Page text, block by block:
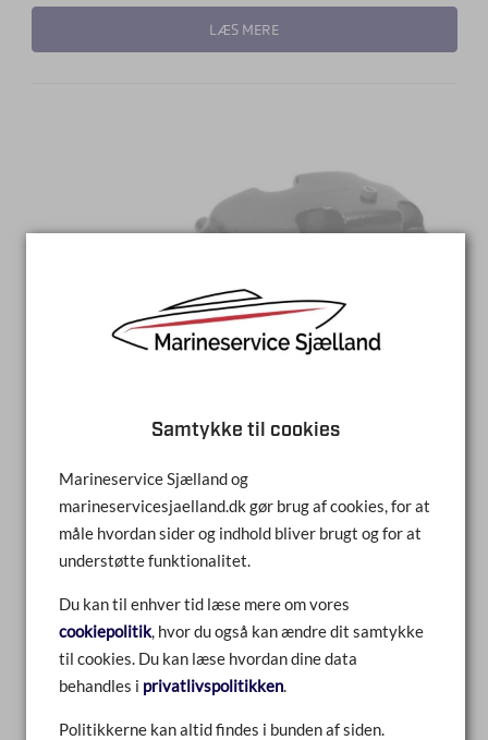
LÆS MERE
UDSTØDNINGSKNÆ/RISER V6 & V8
SAMMENLIGN
LÆS MERE
Samtykke til cookies
Marineservice Sjælland og
marineservicesjaelland.dk gør brug af cookies, for at
måle hvordan sider og indhold bliver brugt og for at
understøtte funktionalitet.
Du kan til enhver tid læse mere om vores
cookiepolitik, hvor du også kan ændre dit samtykke
til cookies. Du kan læse hvordan dine data
behandles i privatlivspolitikken.
Politikkerne kan altid findes i bunden af siden.